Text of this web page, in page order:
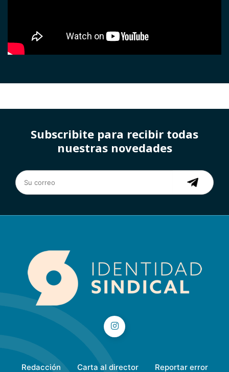
Subscribite para recibir todas
nuestras novedades
Redacción Carta al director Reportar error